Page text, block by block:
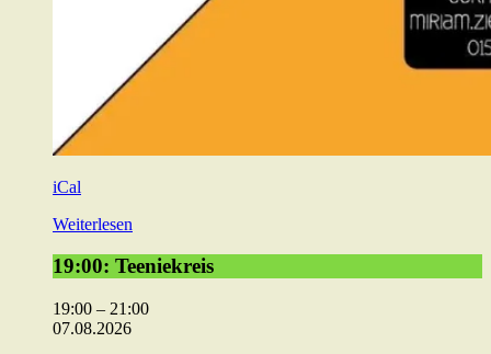
iCal
Weiterlesen
19:00:
Teeniekreis
19:00: Teeniekreis
19:00 – 21:00
07.08.2026